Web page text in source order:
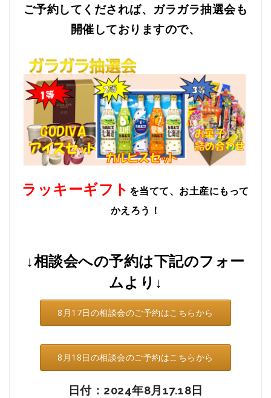
ご予約してくだされば、ガラガラ抽選会も
開催しておりますので、
ラッキーギフト を当てて、お土産にもって
かえろう！
↓相談会への予約は下記のフォー
ムより↓
8月17日の相談会のご予約はこちらから
8月18日の相談会のご予約はこちらから
日付：2024年8月17.18 日